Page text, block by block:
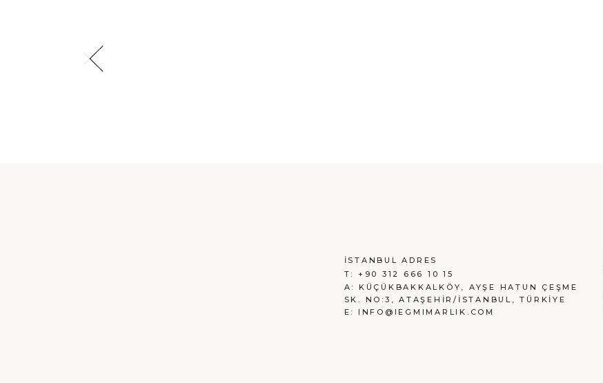
İSTANBUL ADRES
T: +90 312 666 10 15
A: KÜÇÜKBAKKALKÖY, AYŞE HATUN ÇEŞME
SK. NO:3, ATAŞEHİR/İSTANBUL, TÜRKİYE
E: INFO@IEGMIMARLIK.COM